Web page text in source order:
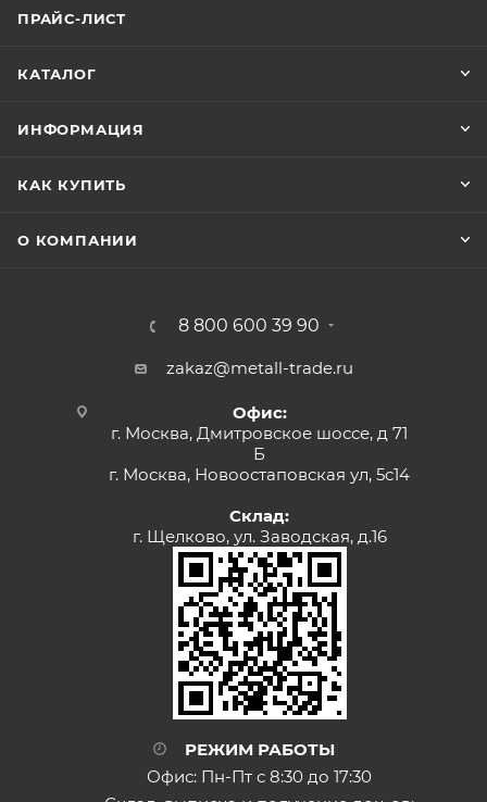
ПРАЙС-ЛИСТ
КАТАЛОГ
ИНФОРМАЦИЯ
КАК КУПИТЬ
О КОМПАНИИ
8 800 600 39 90
zakaz@metall-trade.ru
Офис:
г. Москва, Дмитровское шоссе, д 71
Б
г. Москва, Новоостаповская ул, 5с14
Склад:
г. Щелково, ул. Заводская, д.16
РЕЖИМ РАБОТЫ
Офис: Пн-Пт с 8:30 до 17:30